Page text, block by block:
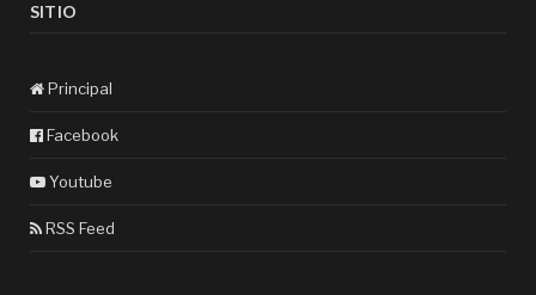
SITIO
Principal
Facebook
Youtube
RSS Feed